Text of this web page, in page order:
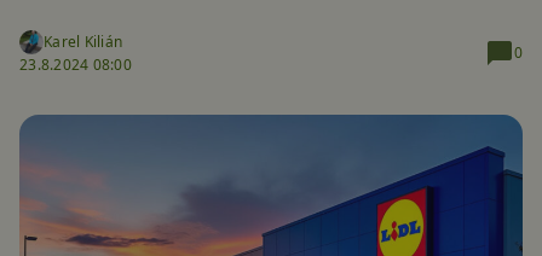
Karel Kilián
23.8.2024 08:00
0